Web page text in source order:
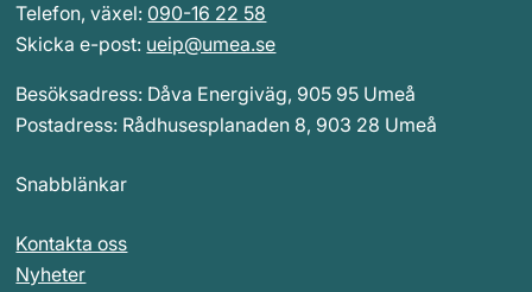
Telefon, växel: 090-16 22 58
Skicka e-post: ueip@umea.se
Besöksadress: Dåva Energiväg, 905 95 Umeå
Postadress: Rådhusesplanaden 8, 903 28 Umeå
Snabblänkar
Kontakta oss
Nyheter